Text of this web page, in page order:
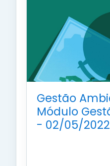
Gestão
Módulo
- 02/05/2022